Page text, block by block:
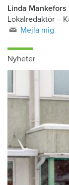
Linda Mankefors
Lokalredaktör –
Mejla mig
Nyheter